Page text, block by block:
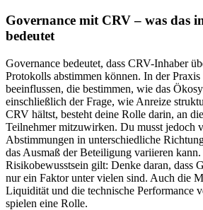
Governance mit CRV – was das
bedeutet
Governance bedeutet, dass CRV-Inhaber
Protokolls abstimmen können. In der Praxis
beeinflussen, die bestimmen, wie das
einschließlich der Frage, wie Anreize
CRV hältst, besteht deine Rolle darin, an
Teilnehmer mitzuwirken. Du musst jedoch
Abstimmungen in unterschiedliche
das Ausmaß der Beteiligung variieren kann.
Risikobewusstsein gilt: Denke daran, dass
nur ein Faktor unter vielen sind. Auch die
Liquidität und die technische Performance
spielen eine Rolle.